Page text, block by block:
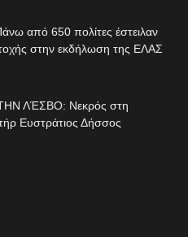
από 650 πολίτες έστειλαν
στην εκδήλωση της ΕΛΑΣ
ΛΈΣΒΟ: Νεκρός στη
Ευστράτιος Δήσσος